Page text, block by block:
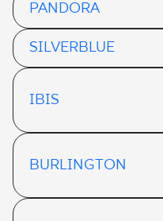
PANDORA
SILVERBLUE
IBIS
BURLINGTON